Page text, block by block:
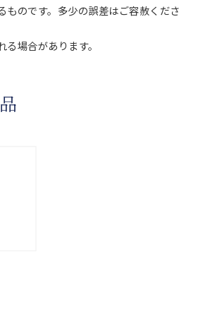
ものです。多少の誤差はご容赦くださ
場合があります。